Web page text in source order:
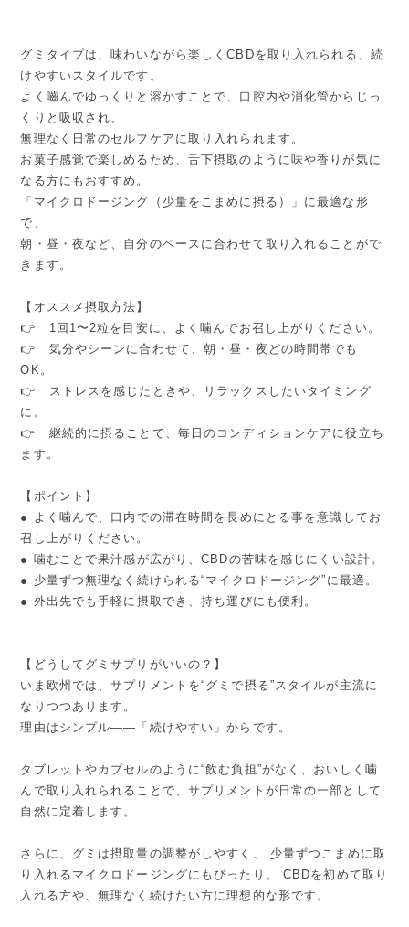
グミタイプは、味わいながら楽しくCBDを取り入れられる、続
けやすいスタイルです。
よく嚙んでゆっくりと溶かすことで、口腔内や消化管からじっ
くりと吸収され、
無理なく日常のセルフケアに取り入れられます。
お菓子感覚で楽しめるため、舌下摂取のように味や香りが気に
なる方にもおすすめ。
「マイクロドージング（少量をこまめに摂る）」に最適な形
で、
朝・昼・夜など、自分のペースに合わせて取り入れることがで
きます。
【オススメ摂取方法】
👉 1回1〜2粒を目安に、よく噛んでお召し上がりください。
👉 気分やシーンに合わせて、朝・昼・夜どの時間帯でも
OK。
👉 ストレスを感じたときや、リラックスしたいタイミング
に。
👉 継続的に摂ることで、毎日のコンディションケアに役立ち
ます。
【ポイント】
● よく噛んで、口内での滞在時間を長めにとる事を意識してお
召し上がりください。
● 噛むことで果汁感が広がり、CBDの苦味を感じにくい設計。
● 少量ずつ無理なく続けられる“マイクロドージング”に最適。
● 外出先でも手軽に摂取でき、持ち運びにも便利。
【どうしてグミサプリがいいの？】
いま欧州では、サプリメントを“グミで摂る”スタイルが主流に
なりつつあります。
理由はシンプル——「続けやすい」からです。
タブレットやカプセルのように“飲む負担”がなく、おいしく噛
んで取り入れられることで、サプリメントが日常の一部として
自然に定着します。
さらに、グミは摂取量の調整がしやすく、 少量ずつこまめに取
り入れるマイクロドージングにもぴったり。 CBDを初めて取り
入れる方や、無理なく続けたい方に理想的な形です。